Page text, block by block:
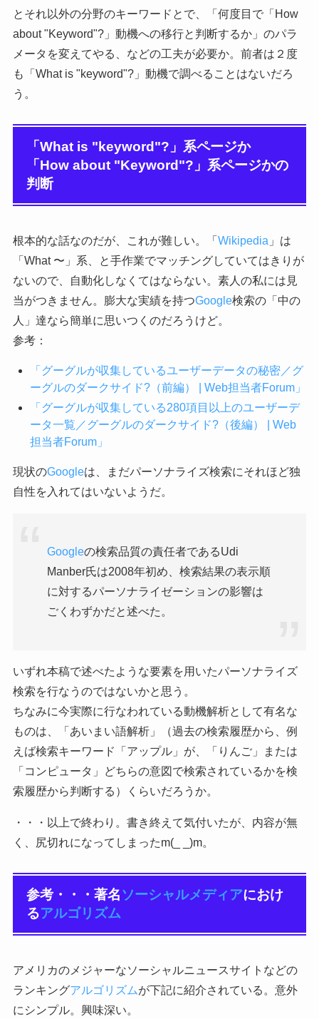
とそれ以外の分野のキーワードとで、「何度目で「How
about "Keyword"?」動機への移行と判断するか」のパラ
メータを変えてやる、などの工夫が必要か。前者は２度
も「What is "keyword"?」動機で調べることはないだろ
う。
「What is "keyword"?」系ページか
「How about "Keyword"?」系ページかの
判断
根本的な話なのだが、これが難しい。「 Wikipedia 」は
「What 〜」系、と手作業でマッチングしていてはきりが
ないので、自動化しなくてはならない。素人の私には見
当がつきません。膨大な実績を持つGoogle検索の「中の
人」達なら簡単に思いつくのだろうけど。
参考：
「グーグルが収集しているユーザーデータの秘密／グ
ーグルのダークサイド?（前編） | Web担当者Forum」
「グーグルが収集している280項目以上のユーザーデ
ータ一覧／グーグルのダークサイド?（後編） | Web
担当者Forum」
現状のGoogleは、まだパーソナライズ検索にそれほど独
自性を入れてはいないようだ。
Googleの検索品質の責任者であるUdi
Manber氏は2008年初め、検索結果の表示順
に対するパーソナライゼーションの影響は
ごくわずかだと述べた。
いずれ本稿で述べたような要素を用いたパーソナライズ
検索を行なうのではないかと思う。
ちなみに今実際に行なわれている動機解析として有名な
ものは、「あいまい語解析」（過去の検索履歴から、例
えば検索キーワード「アップル」が、「りんご」または
「コンピュータ」どちらの意図で検索されているかを検
索履歴から判断する）くらいだろうか。
・・・以上で終わり。書き終えて気付いたが、内容が無
く、尻切れになってしまったm(_ _)m。
参考・・・著名ソーシャルメディアにおけ
るアルゴリズム
アメリカのメジャーなソーシャルニュースサイトなどの
ランキングアルゴリズムが下記に紹介されている。意外
にシンプル。興味深い。